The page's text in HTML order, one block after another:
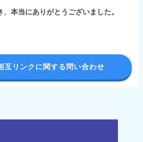
本当にありがとうございました。
互リンクに関する問い合わせ